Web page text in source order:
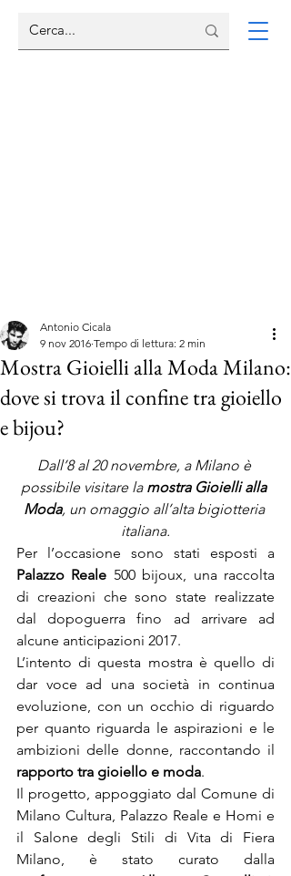
Mostra Gioielli alla Moda Milano:
dove si trova il confine tra gioiello
e bijou?
Antonio Cicala
9 nov 2016 Tempo di lettura: 2 min
Dall’8 al 20 novembre, a Milano è
possibile visitare la mostra Gioielli alla
Moda, un omaggio all’alta bigiotteria
italiana.
Palazzo Reale 500 bijoux, una raccolta
di creazioni che sono state realizzate
dal dopoguerra fino ad arrivare ad
alcune anticipazioni 2017.
L’intento di questa mostra è quello di
dar voce ad una società in continua
evoluzione, con un occhio di riguardo
per quanto riguarda le aspirazioni e le
rapporto tra gioiello e moda.
Il progetto, appoggiato dal Comune di
Milano Cultura, Palazzo Reale e Homi e
il Salone degli Stili di Vita di Fiera